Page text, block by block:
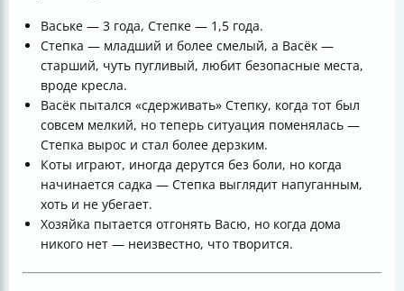
Ваське — 3 года, Степке — 1,5 года.
Степка — младший и более смелый, а Васёк —
старший, чуть пугливый, любит безопасные места,
вроде кресла.
Васёк пытался «сдерживать» Степку, когда тот был
совсем мелкий, но теперь ситуация поменялась —
Степка вырос и стал более дерзким.
Коты играют, иногда дерутся без боли, но когда
начинается садка — Степка выглядит напуганным,
хоть и не убегает.
Хозяйка пытается отгонять Васю, но когда дома
никого нет — неизвестно, что творится.